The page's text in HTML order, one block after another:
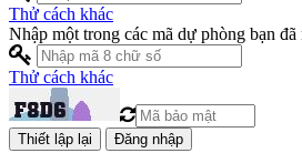
Thử cách khác
Nhập một trong các mã dự phòng bạn đã
Thử cách khác
Đăng nhập